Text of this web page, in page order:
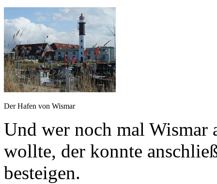
Der Hafen von Wismar
Und wer noch mal Wismar
wollte, der konnte
besteigen.